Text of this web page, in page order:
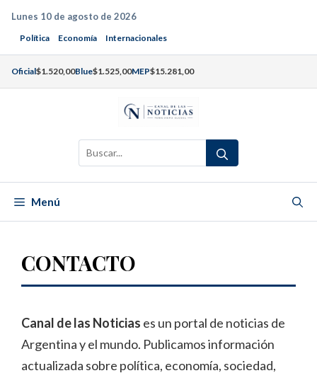
Saltar
contenido
Lunes 10 de agosto de 2026
Política Economía Internacionales
Oficial$1.520,00Blue$1.525,00MEP$15.281,00
Buscar:
Menú
CONTACTO
Canal de las Noticias es un portal de noticias de
Argentina y el mundo. Publicamos información
actualizada sobre política, economía, sociedad,